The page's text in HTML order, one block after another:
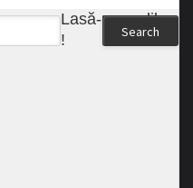
Search
Lasă-ne un like
!